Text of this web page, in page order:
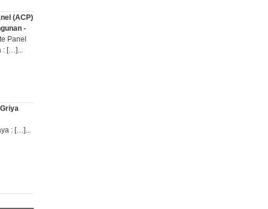
(ACP)
-
Panel
: […]...
: […]...